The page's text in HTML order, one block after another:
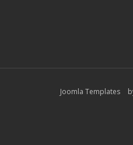
Joomla Templates